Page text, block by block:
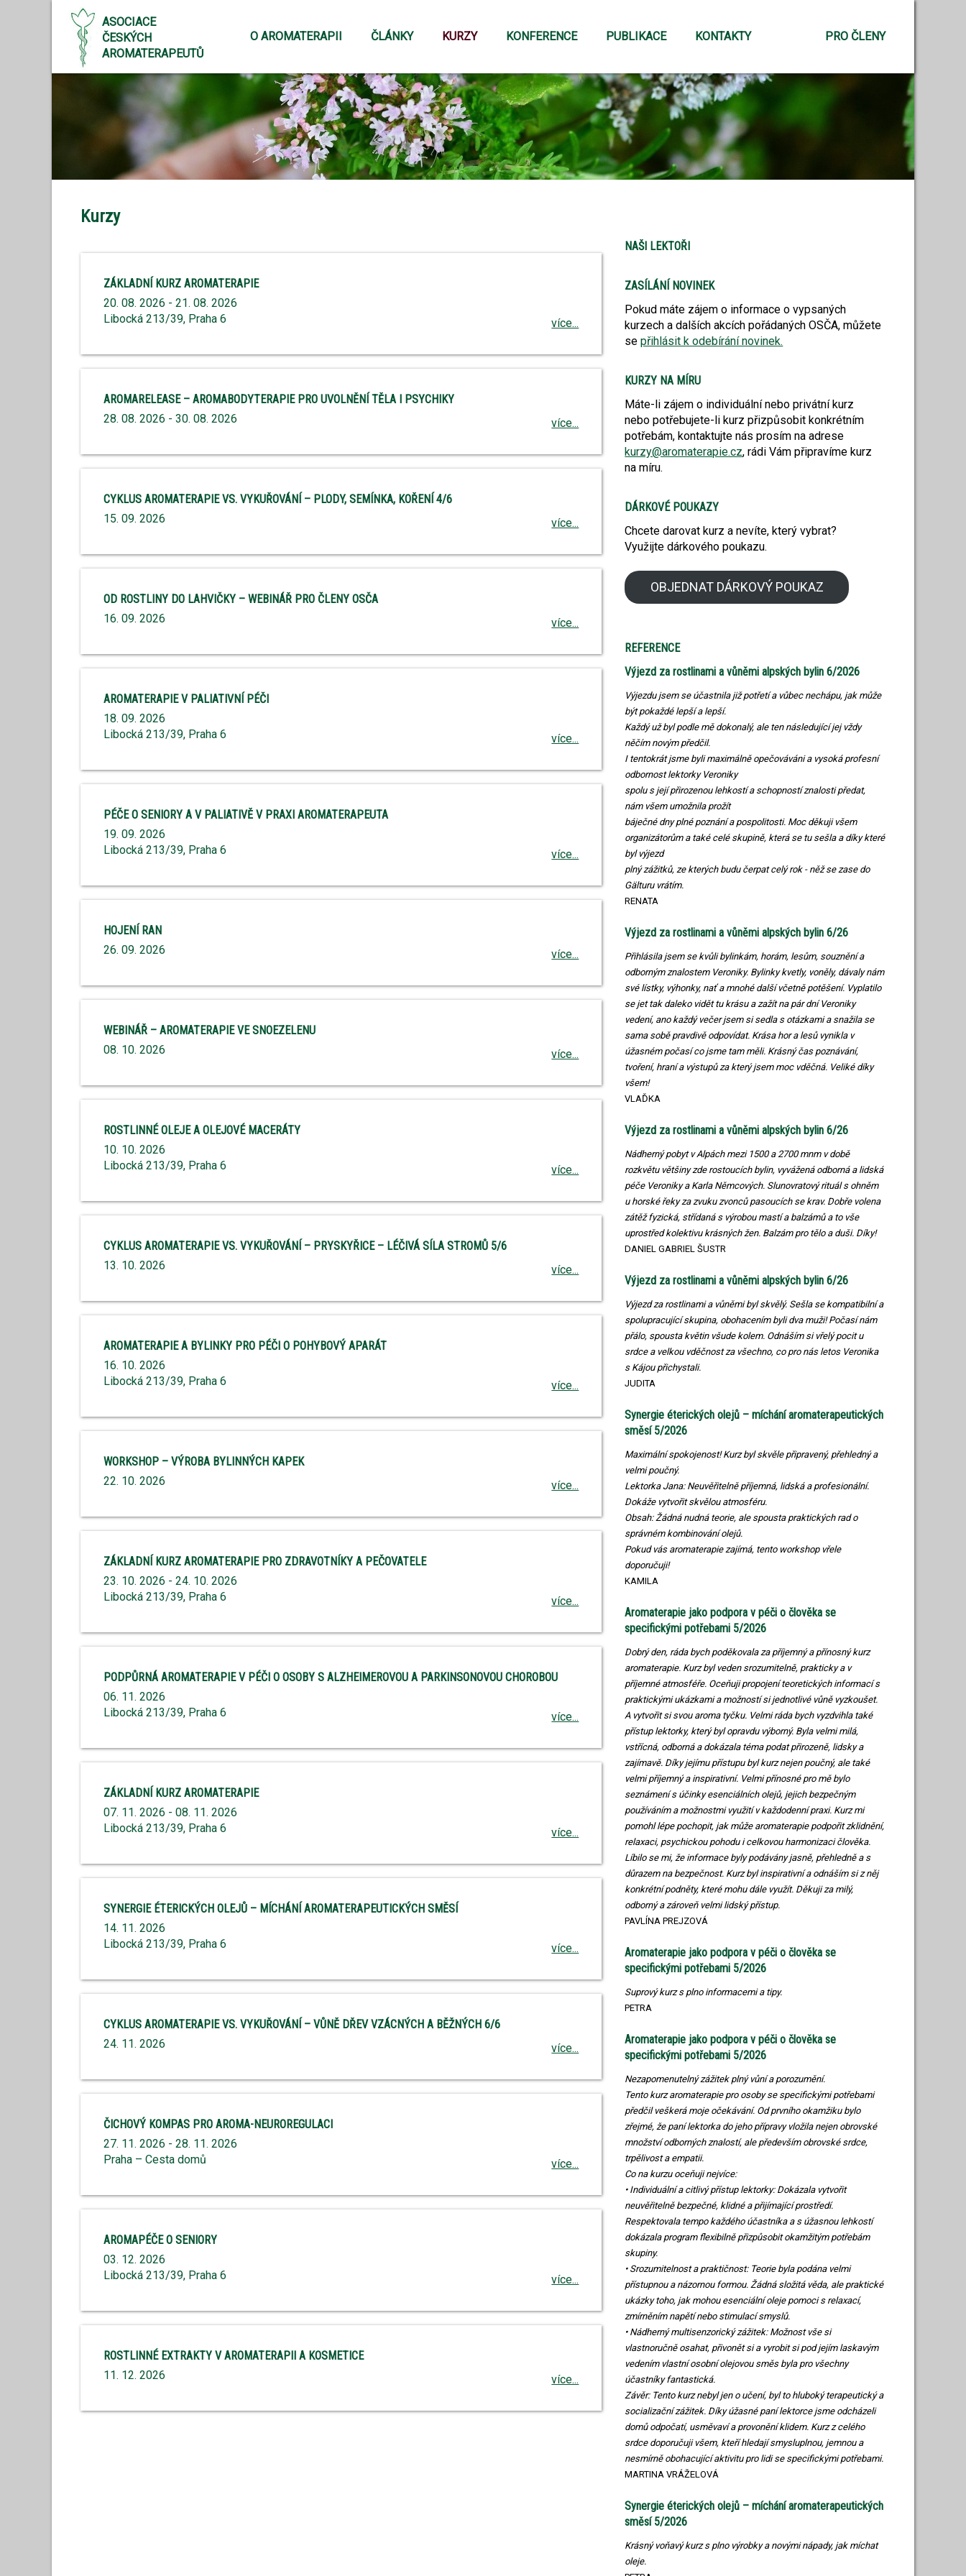
ASOCIACE
ČESKÝCH
AROMATERAPEUTŮ
O AROMATERAPII ČLÁNKY KURZY KONFERENCE PUBLIKACE KONTAKTY PRO ČLENY
Kurzy
ZÁKLADNÍ KURZ AROMATERAPIE
20. 08. 2026 - 21. 08. 2026
Libocká 213/39, Praha 6
více...
AROMARELEASE – AROMABODYTERAPIE PRO UVOLNĚNÍ TĚLA I PSYCHIKY
28. 08. 2026 - 30. 08. 2026
více...
CYKLUS AROMATERAPIE VS. VYKUŘOVÁNÍ – PLODY, SEMÍNKA, KOŘENÍ 4/6
15. 09. 2026
více...
OD ROSTLINY DO LAHVIČKY – WEBINÁŘ PRO ČLENY OSČA
16. 09. 2026
více...
AROMATERAPIE V PALIATIVNÍ PÉČI
18. 09. 2026
Libocká 213/39, Praha 6
více...
PÉČE O SENIORY A V PALIATIVĚ V PRAXI AROMATERAPEUTA
19. 09. 2026
Libocká 213/39, Praha 6
více...
HOJENÍ RAN
26. 09. 2026
více...
WEBINÁŘ – AROMATERAPIE VE SNOEZELENU
08. 10. 2026
více...
ROSTLINNÉ OLEJE A OLEJOVÉ MACERÁTY
10. 10. 2026
Libocká 213/39, Praha 6
více...
CYKLUS AROMATERAPIE VS. VYKUŘOVÁNÍ – PRYSKYŘICE – LÉČIVÁ SÍLA STROMŮ 5/6
13. 10. 2026
více...
AROMATERAPIE A BYLINKY PRO PÉČI O POHYBOVÝ APARÁT
16. 10. 2026
Libocká 213/39, Praha 6
více...
WORKSHOP – VÝROBA BYLINNÝCH KAPEK
22. 10. 2026
více...
ZÁKLADNÍ KURZ AROMATERAPIE PRO ZDRAVOTNÍKY A PEČOVATELE
23. 10. 2026 - 24. 10. 2026
Libocká 213/39, Praha 6
více...
PODPŮRNÁ AROMATERAPIE V PÉČI O OSOBY S ALZHEIMEROVOU A PARKINSONOVOU CHOROBOU
06. 11. 2026
Libocká 213/39, Praha 6
více...
ZÁKLADNÍ KURZ AROMATERAPIE
07. 11. 2026 - 08. 11. 2026
Libocká 213/39, Praha 6
více...
SYNERGIE ÉTERICKÝCH OLEJŮ – MÍCHÁNÍ AROMATERAPEUTICKÝCH SMĚSÍ
14. 11. 2026
Libocká 213/39, Praha 6
více...
CYKLUS AROMATERAPIE VS. VYKUŘOVÁNÍ – VŮNĚ DŘEV VZÁCNÝCH A BĚŽNÝCH 6/6
24. 11. 2026
více...
ČICHOVÝ KOMPAS PRO AROMA-NEUROREGULACI
27. 11. 2026 - 28. 11. 2026
Praha – Cesta domů
více...
AROMAPÉČE O SENIORY
03. 12. 2026
Libocká 213/39, Praha 6
více...
ROSTLINNÉ EXTRAKTY V AROMATERAPII A KOSMETICE
11. 12. 2026
více...
NAŠI LEKTOŘI
ZASÍLÁNÍ NOVINEK
Pokud máte zájem o informace o vypsaných
kurzech a dalších akcích pořádaných OSČA, můžete
sepřihlásit k odebírání novinek.
KURZY NA MÍRU
Máte-li zájem o individuální nebo privátní kurz
nebo potřebujete-li kurz přizpůsobit konkrétním
potřebám, kontaktujte nás prosím na adrese
kurzy@aromaterapie.cz, rádi Vám připravíme kurz
na míru.
DÁRKOVÉ POUKAZY
Chcete darovat kurz a nevíte, který vybrat?
Využijte dárkového poukazu.
OBJEDNAT DÁRKOVÝ POUKAZ
REFERENCE
Výjezd za rostlinami a vůněmi alpských bylin 6/2026
Výjezdu jsem se účastnila již potřetí a vůbec nechápu, jak může
být pokaždé lepší a lepší.
Každý už byl podle mě dokonalý, ale ten následující jej vždy
něčím novým předčil.
I tentokrát jsme byli maximálně opečováváni a vysoká profesní
odbornost lektorky Veroniky
spolu s její přirozenou lehkostí a schopností znalosti předat,
nám všem umožnila prožít
báječné dny plné poznání a pospolitosti. Moc děkuji všem
organizátorům a také celé skupině, která se tu sešla a díky které
byl výjezd
plný zážitků, ze kterých budu čerpat celý rok - něž se zase do
Gälturu vrátím.
RENATA
Výjezd za rostlinami a vůněmi alpských bylin 6/26
Přihlásila jsem se kvůli bylinkám, horám, lesům, souznění a
odborným znalostem Veroniky. Bylinky kvetly, voněly, dávaly nám
své lístky, výhonky, nať a mnohé další včetně potěšení. Vyplatilo
se jet tak daleko vidět tu krásu a zažít na pár dní Veroniky
vedení, ano každý večer jsem si sedla s otázkami a snažila se
sama sobě pravdivě odpovídat. Krása hor a lesů vynikla v
úžasném počasí co jsme tam měli. Krásný čas poznávání,
tvoření, hraní a výstupů za který jsem moc vděčná. Veliké díky
všem!
VLAĎKA
Výjezd za rostlinami a vůněmi alpských bylin 6/26
Nádherný pobyt v Alpách mezi 1500 a 2700 mnm v době
rozkvětu většiny zde rostoucích bylin, vyvážená odborná a lidská
péče Veroniky a Karla Němcových. Slunovratový rituál s ohněm
u horské řeky za zvuku zvonců pasoucích se krav. Dobře volena
zátěž fyzická, střídaná s výrobou mastí a balzámů a to vše
uprostřed kolektivu krásných žen. Balzám pro tělo a duši. Díky!
DANIEL GABRIEL ŠUSTR
Výjezd za rostlinami a vůněmi alpských bylin 6/26
Výjezd za rostlinami a vůněmi byl skvělý. Sešla se kompatibilní a
spolupracující skupina, obohacením byli dva muži! Počasí nám
přálo, spousta květin všude kolem. Odnáším si vřelý pocit u
srdce a velkou vděčnost za všechno, co pro nás letos Veronika
s Kájou přichystali.
JUDITA
Synergie éterických olejů – míchání aromaterapeutických
směsí 5/2026
Maximální spokojenost! Kurz byl skvěle připravený, přehledný a
velmi poučný.
​Lektorka Jana: Neuvěřitelně příjemná, lidská a profesionální.
Dokáže vytvořit skvělou atmosféru.
​Obsah: Žádná nudná teorie, ale spousta praktických rad o
správném kombinování olejů.
​Pokud vás aromaterapie zajímá, tento workshop vřele
doporučuji!
KAMILA
Aromaterapie jako podpora v péči o člověka se
specifickými potřebami 5/2026
Dobrý den, ráda bych poděkovala za příjemný a přínosný kurz
aromaterapie. Kurz byl veden srozumitelně, prakticky a v
příjemné atmosféře. Oceňuji propojení teoretických informací s
praktickými ukázkami a možností si jednotlivé vůně vyzkoušet.
A vytvořit si svou aroma tyčku. Velmi ráda bych vyzdvihla také
přístup lektorky, který byl opravdu výborný. Byla velmi milá,
vstřícná, odborná a dokázala téma podat přirozeně, lidsky a
zajímavě. Díky jejímu přístupu byl kurz nejen poučný, ale také
velmi příjemný a inspirativní. Velmi přínosné pro mě bylo
seznámení s účinky esenciálních olejů, jejich bezpečným
používáním a možnostmi využití v každodenní praxi. Kurz mi
pomohl lépe pochopit, jak může aromaterapie podpořit zklidnění,
relaxaci, psychickou pohodu i celkovou harmonizaci člověka.
Líbilo se mi, že informace byly podávány jasně, přehledně a s
důrazem na bezpečnost. Kurz byl inspirativní a odnáším si z něj
konkrétní podněty, které mohu dále využít. Děkuji za milý,
odborný a zároveň velmi lidský přístup.
PAVLÍNA PREJZOVÁ
Aromaterapie jako podpora v péči o člověka se
specifickými potřebami 5/2026
Suprový kurz s plno informacemi a tipy.
PETRA
Aromaterapie jako podpora v péči o člověka se
specifickými potřebami 5/2026
Nezapomenutelný zážitek plný vůní a porozumění.
Tento kurz aromaterapie pro osoby se specifickými potřebami
předčil veškerá moje očekávání. Od prvního okamžiku bylo
zřejmé, že paní lektorka do jeho přípravy vložila nejen obrovské
množství odborných znalostí, ale především obrovské srdce,
trpělivost a empatii.
Co na kurzu oceňuji nejvíce:
• Individuální a citlivý přístup lektorky: Dokázala vytvořit
neuvěřitelně bezpečné, klidné a přijímající prostředí.
Respektovala tempo každého účastníka a s úžasnou lehkostí
dokázala program flexibilně přizpůsobit okamžitým potřebám
skupiny.
• Srozumitelnost a praktičnost: Teorie byla podána velmi
přístupnou a názornou formou. Žádná složitá věda, ale praktické
ukázky toho, jak mohou esenciální oleje pomoci s relaxací,
zmírněním napětí nebo stimulací smyslů.
• Nádherný multisenzorický zážitek: Možnost vše si
vlastnoručně osahat, přivonět si a vyrobit si pod jejím laskavým
vedením vlastní osobní olejovou směs byla pro všechny
účastníky fantastická.
Závěr: Tento kurz nebyl jen o učení, byl to hluboký terapeutický a
socializační zážitek. Díky úžasné paní lektorce jsme odcházeli
domů odpočatí, usměvaví a provonění klidem. Kurz z celého
srdce doporučuji všem, kteří hledají smysluplnou, jemnou a
nesmírně obohacující aktivitu pro lidi se specifickými potřebami.
MARTINA VRÁŽELOVÁ
Synergie éterických olejů – míchání aromaterapeutických
směsí 5/2026
Krásný voňavý kurz s plno výrobky a novými nápady, jak míchat
oleje.